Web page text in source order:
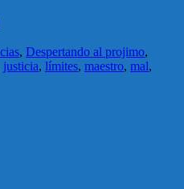
, Despertando al projimo,
justicia, límites, maestro, mal,